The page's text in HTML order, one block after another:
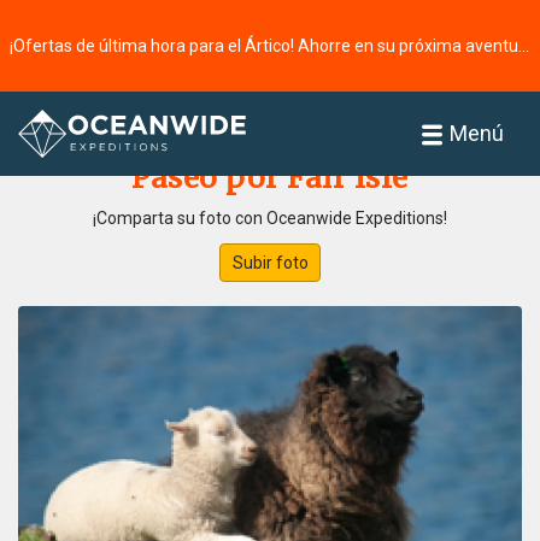
Menú
Página principal
Paseo por Fair Isle
¡Comparta su foto con Oceanwide Expeditions!
Subir foto